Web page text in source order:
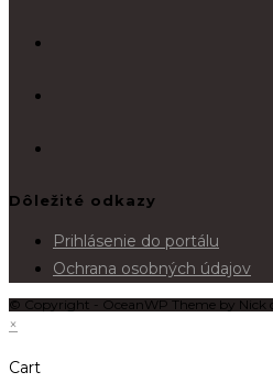
Dôležité odkazy
Prihlásenie do portálu
Ochrana osobných údajov
© Copyright - OceanWP Theme by Nick
×
Cart